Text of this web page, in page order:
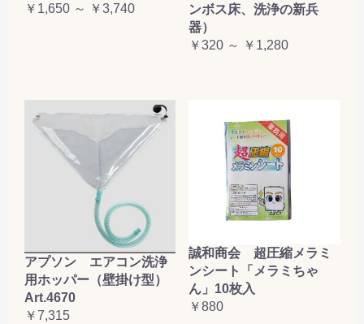
￥1,650 ～ ￥3,740
ンボス床、洗浄の新兵
器）
￥320 ～ ￥1,280
アプソン エアコン洗浄
用ホッパー（壁掛け型）
Art.4670
￥7,315
誠和商会 超圧縮メラミ
ンシート「メラミちゃ
ん」10枚入
￥880